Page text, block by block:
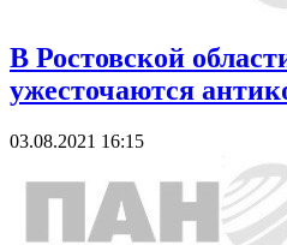
В Ростовской
ужесточаются
03.08.2021 16:15